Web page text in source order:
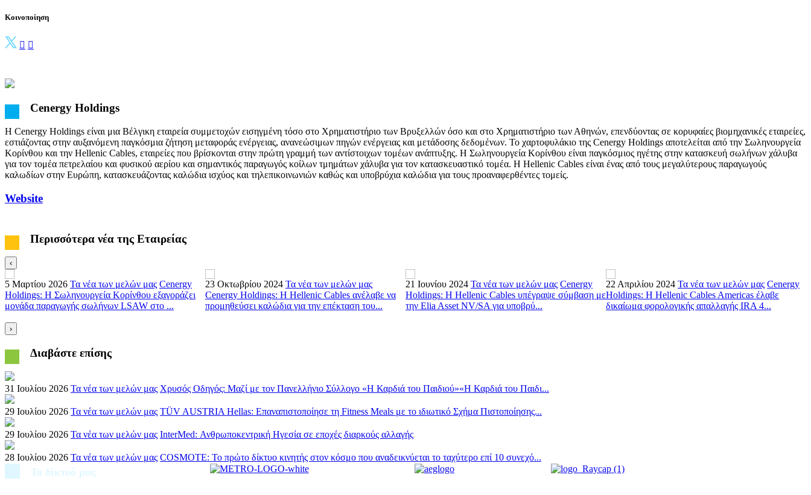
Κοινοποίηση
Cenergy Holdings
Η Cenergy Holdings είναι μια Βέλγικη εταιρεία συμμετοχών εισηγμένη τόσο στο Χρηματιστήριο των Βρυξελλών όσο και στο Χρηματιστήριο των Αθηνών, επενδύοντας σε κορυφαίες βιομηχανικές εταιρείες,
εστιάζοντας στην αυξανόμενη παγκόσμια ζήτηση μεταφοράς ενέργειας, ανανεώσιμων πηγών ενέργειας και μετάδοσης δεδομένων. Το χαρτοφυλάκιο της Cenergy Holdings αποτελείται από την Σωληνουργεία
Κορίνθου και την Hellenic Cables, εταιρείες που βρίσκονται στην πρώτη γραμμή των αντίστοιχων τομέων ανάπτυξης. Η Σωληνουργεία Κορίνθου είναι παγκόσμιος ηγέτης στην κατασκευή σωλήνων χάλυβα
για τον τομέα πετρελαίου και φυσικού αερίου και σημαντικός παραγωγός κοίλων τμημάτων χάλυβα για τον κατασκευαστικό τομέα. Η Hellenic Cables είναι ένας από τους μεγαλύτερους παραγωγούς
καλωδίων στην Ευρώπη, κατασκευάζοντας καλώδια ισχύος και τηλεπικοινωνιών καθώς και υποβρύχια καλώδια για τους προαναφερθέντες τομείς.
Website
Περισσότερα νέα της Εταιρείας
‹
5 Μαρτίου 2026 Τα νέα των μελών μας Cenergy
Holdings: Η Σωληνουργεία Κορίνθου εξαγοράζει
μονάδα παραγωγής σωλήνων LSAW στο ...
23 Οκτωβρίου 2024 Τα νέα των μελών μας
Cenergy Holdings: Η Hellenic Cables ανέλαβε να
προμηθεύσει καλώδια για την επέκταση του...
21 Ιουνίου 2024 Τα νέα των μελών μας Cenergy
Holdings: Η Hellenic Cables υπέγραψε σύμβαση με
την Elia Asset NV/SA για υποβρύ...
22 Απριλίου 2024 Τα νέα των μελών μας Cenergy
Holdings: Η Hellenic Cables Americas έλαβε
δικαίωμα φορολογικής απαλλαγής IRA 4...
›
Διαβάστε επίσης
31 Ιουλίου 2026 Τα νέα των μελών μας Χρυσός Οδηγός: Μαζί με τον Πανελλήνιο Σύλλογο «Η Καρδιά του Παιδιού»«Η Καρδιά του Παιδι...
29 Ιουλίου 2026 Τα νέα των μελών μας TÜV AUSTRIA Hellas: Επαναπιστοποίησε τη Fitness Meals με το ιδιωτικό Σχήμα Πιστοποίησης...
29 Ιουλίου 2026 Τα νέα των μελών μας InterMed: Ανθρωποκεντρική Ηγεσία σε εποχές διαρκούς αλλαγής
28 Ιουλίου 2026 Τα νέα των μελών μας COSMOTE: Το πρώτο δίκτυο κινητής στον κόσμο που αναδεικνύεται το ταχύτερο επί 10 συνεχό...
Το δίκτυό μας